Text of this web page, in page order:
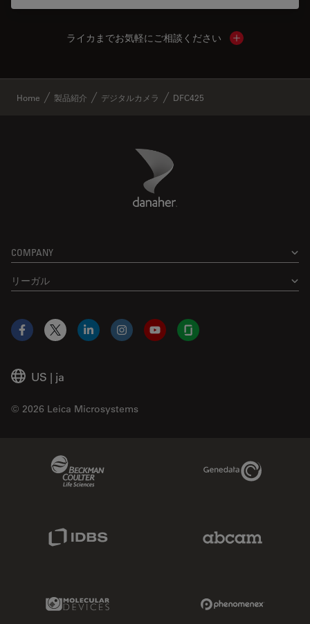
ライカまでお気軽にご相談ください Show local
Home 製品紹介 デジタルカメラ DFC425
Danaher Logo
COMPANY
リーガル
US | ja
© 2026 Leica Microsystems
Facebook
X LinkedInInstagramYouTubeGlassdoor
Genedata Link
Molecular Devices Link